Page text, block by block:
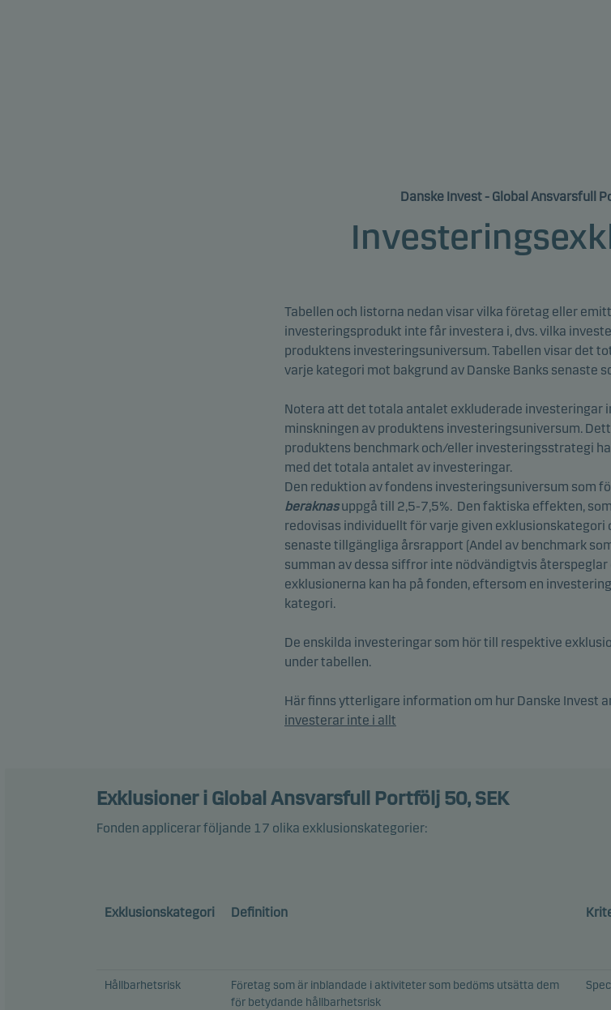
Danske Invest - Global Ansvarsfull
Tabellen och listorna nedan visar vilka företag eller
investeringsprodukt inte får investera i, dvs. vilka
produktens investeringsuniversum. Tabellen visar det
varje kategori mot bakgrund av Danske Banks senaste
Notera att det totala antalet exkluderade investeringar
minskningen av produktens investeringsuniversum.
produktens benchmark och/eller investeringsstrategi
med det totala antalet av investeringar.
Den reduktion av fondens investeringsuniversum som
beräknasuppgå till 2,5-7,5%. Den faktiska effekten,
redovisas individuellt för varje given exklusionskategori
senaste tillgängliga årsrapport (Andel av benchmark
summan av dessa siffror inte nödvändigtvis
exklusionerna kan ha på fonden, eftersom en
kategori.
De enskilda investeringar som hör till respektive
under tabellen.
Här finns ytterligare information om hur Danske Invest
investerar inte i allt
Exklusioner i Global Ansvarsfull Portfölj 50, SEK
Fonden applicerar följande 17 olika exklusionskategorier:
Exklusionskategori Definition
Hållbarhetsrisk
Företag som är inblandade i aktiviteter som bedöms utsätta dem
för betydande hållbarhetsrisk